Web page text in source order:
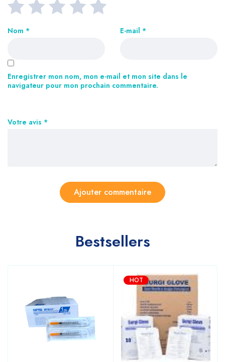
Votre avis *
Nom * E-mail *
Enregistrer mon nom, mon e-mail et mon site dans le
navigateur pour mon prochain commentaire.
Bestsellers
HOT